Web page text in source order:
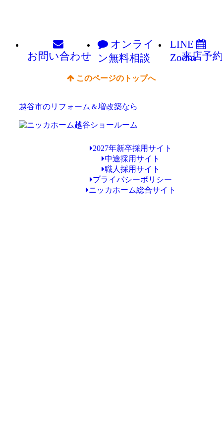
お問い合わせ
オンライ
ン無料相談
LINE
Zoom
来店予
このページのトップへ
越谷市のリフォーム＆増改築なら
2027年新卒採用サイト
中途採用サイト
職人採用サイト
プライバシーポリシー
ニッカホーム総合サイト